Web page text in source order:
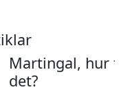
Martingal, hur
det?